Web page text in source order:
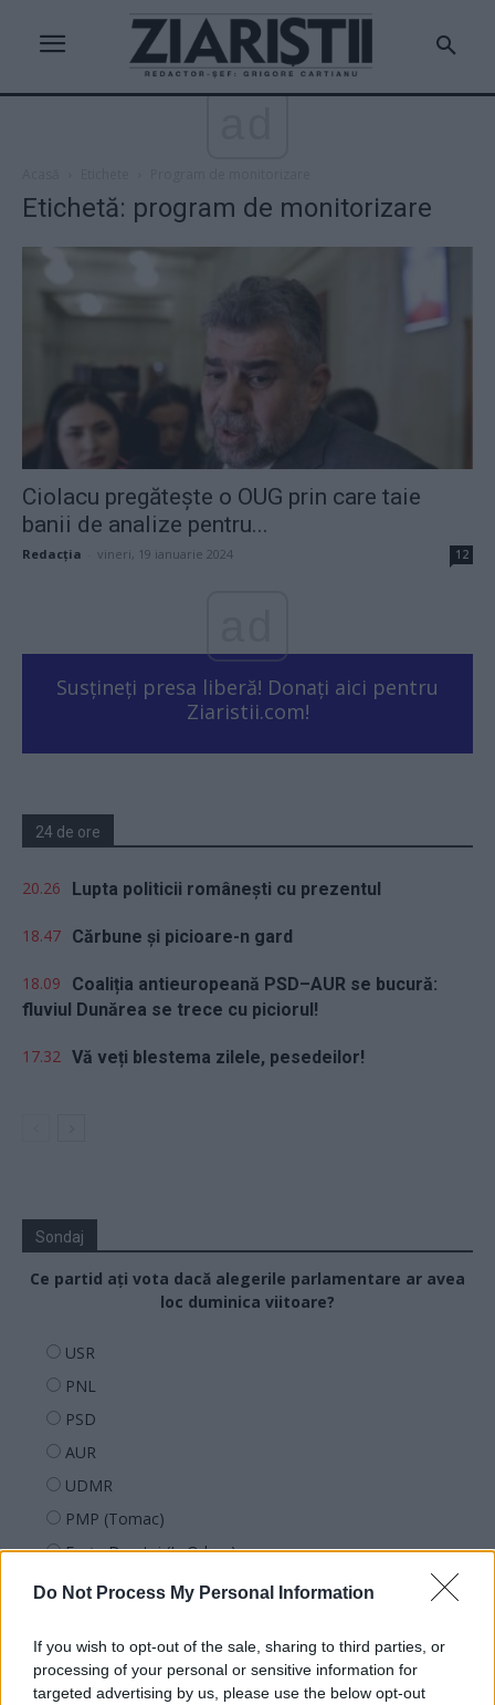
Do Not Process My Personal Information
If you wish to opt-out of the sale, sharing to third parties, or
processing of your personal or sensitive information for
targeted advertising by us, please use the below opt-out
Etichetă: program de monitorizare
Ciolacu pregătește o OUG prin care taie
banii de analize pentru...
Redacţia vineri, 19 ianuarie 2024 12
Susțineți presa liberă! Donați aici pentru
Ziaristii.com!
24 de ore
20.26 Lupta politicii românești cu prezentul
18.47 Cărbune și picioare-n gard
18.09
Coaliția antieuropeană PSD–AUR se bucură:
fluviul Dunărea se trece cu piciorul!
17.32 Vă veți blestema zilele, pesedeilor!
Sondaj
Ce partid ați vota dacă alegerile parlamentare ar avea
loc duminica viitoare?
USR
PNL
PSD
AUR
UDMR
PMP (Tomac)
Forța Dreptei (L. Orban)
PNȚMM
SENS
SOS (Șoșoacă)